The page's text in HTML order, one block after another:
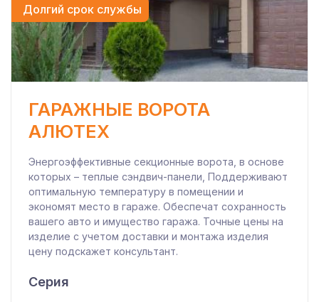
Долгий срок службы
ГАРАЖНЫЕ ВОРОТА
АЛЮТЕХ
Энергоэффективные секционные ворота, в основе
которых – теплые сэндвич-панели, Поддерживают
оптимальную температуру в помещении и
экономят место в гараже. Обеспечат сохранность
вашего авто и имущество гаража. Точные цены на
изделие с учетом доставки и монтажа изделия
цену подскажет консультант.
Серия